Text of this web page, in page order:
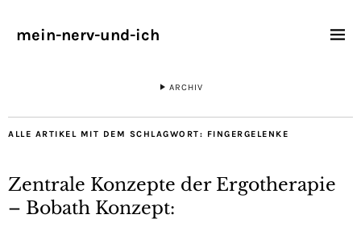
mein-nerv-und-ich
ARCHIV
ALLE ARTIKEL MIT DEM SCHLAGWORT: FINGERGELENKE
Zentrale Konzepte der Ergotherapie
– Bobath Konzept: